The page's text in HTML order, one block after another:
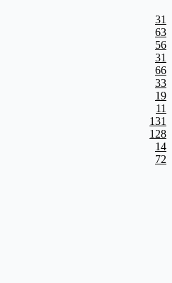
31
63
56
31
66
33
19
11
131
128
14
72